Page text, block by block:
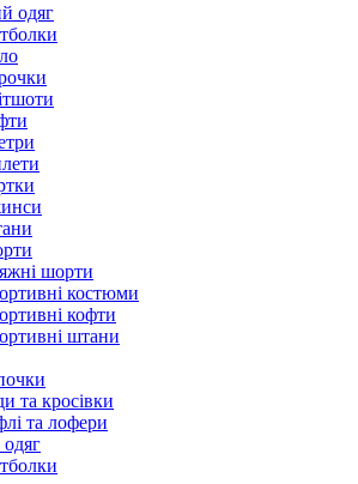
одяг
шорти
костюми
кофти
штани
та кросівки
та лофери